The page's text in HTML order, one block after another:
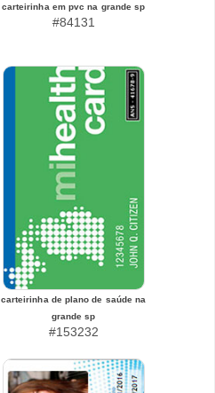
carteirinha em pvc na grande sp
#84131
carteirinha de plano de saúde na
grande sp
#153232